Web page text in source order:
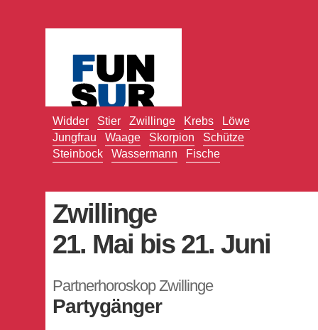
Widder Stier Zwillinge Krebs
Löwe
Jungfrau
Waage Skorpion
Schütze
Steinbock
Wassermann Fische
Zwillinge
21. Mai bis 21. Juni
Partnerhoroskop Zwillinge
Partygänger